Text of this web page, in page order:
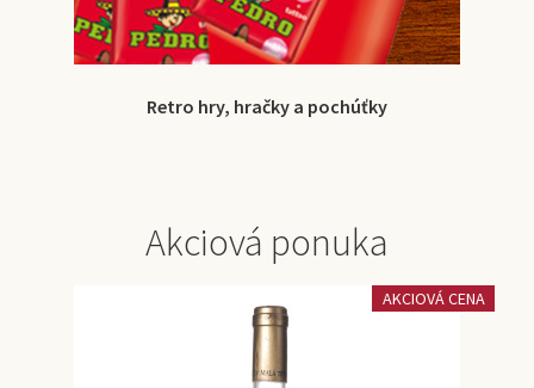
Retro hry, hračky a pochúťky
Akciová ponuka
AKCIOVÁ CENA